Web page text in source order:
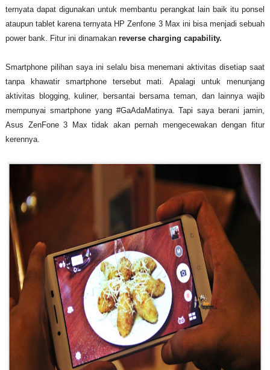
ternyata dapat digunakan untuk membantu perangkat lain baik itu ponsel
ataupun tablet karena ternyata HP Zenfone 3 Max ini bisa menjadi sebuah
power bank. Fitur ini dinamakan reverse charging capability.
Smartphone pilihan saya ini selalu bisa menemani aktivitas disetiap saat
tanpa khawatir smartphone tersebut mati. Apalagi untuk menunjang
aktivitas blogging, kuliner, bersantai bersama teman, dan lainnya wajib
mempunyai smartphone yang #GaAdaMatinya. Tapi saya berani jamin,
Asus ZenFone 3 Max tidak akan pernah mengecewakan dengan fitur
kerennya.